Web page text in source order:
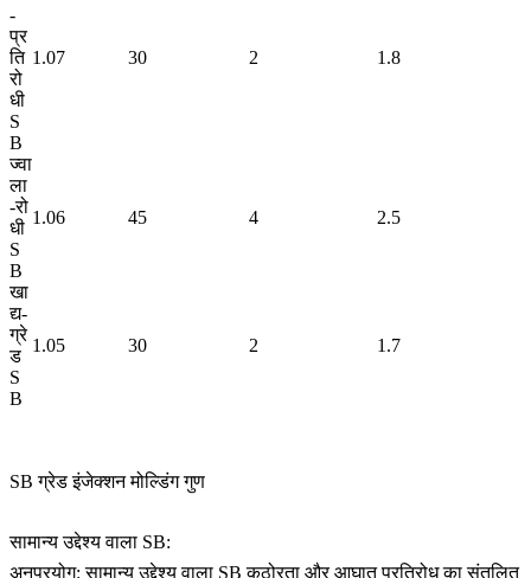
-
प्र
ति
रो
धी
S
B
1.07 30 2 1.8
ज्वा
ला
-रो
धी
S
B
1.06 45 4 2.5
खा
द्य-
ग्रे
ड
S
B
1.05 30 2 1.7
SB ग्रेड इंजेक्शन मोल्डिंग गुण
सामान्य उद्देश्य वाला SB:
अनुप्रयोग: सामान्य उद्देश्य वाला SB कठोरता और आघात प्रतिरोध का संतुलित